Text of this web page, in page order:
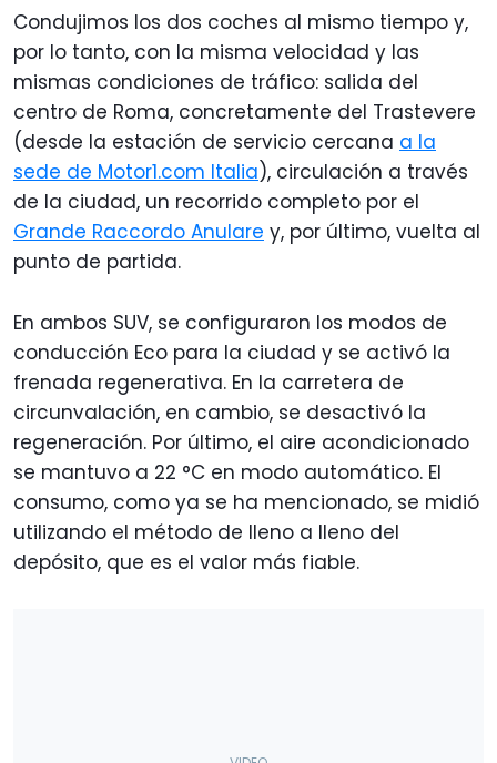
Condujimos los dos coches al mismo tiempo y,
por lo tanto, con la misma velocidad y las
mismas condiciones de tráfico: salida del
centro de Roma, concretamente del Trastevere
(desde la estación de servicio cercana a la
sede de Motor1.com Italia), circulación a través
de la ciudad, un recorrido completo por el
Grande Raccordo Anulare y, por último, vuelta al
punto de partida.
En ambos SUV, se configuraron los modos de
conducción Eco para la ciudad y se activó la
frenada regenerativa. En la carretera de
circunvalación, en cambio, se desactivó la
regeneración. Por último, el aire acondicionado
se mantuvo a 22 °C en modo automático. El
consumo, como ya se ha mencionado, se midió
utilizando el método de lleno a lleno del
depósito, que es el valor más fiable.